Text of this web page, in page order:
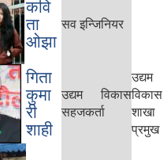
कवि
ता
ओझा
सव इन्जिनियर
गिता
कुमा
री
शाही
उद्यम विकास
सहजकर्ता
उद्यम
विकास
शाखा
प्रमुख